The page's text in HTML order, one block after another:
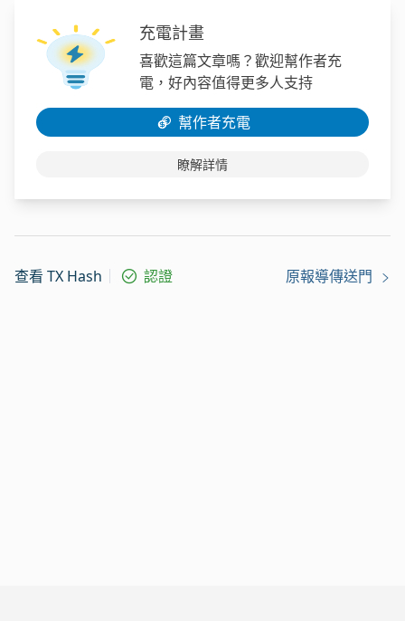
充電計畫
喜歡這篇文章嗎？歡迎幫作者充
電，好內容值得更多人支持
幫作者充電
瞭解詳情
查看 TX Hash 認證 原報導傳送門